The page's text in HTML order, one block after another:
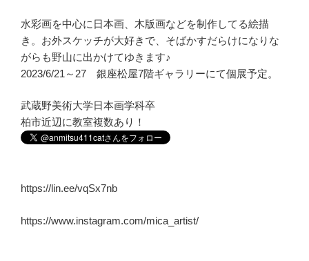
水彩画を中心に日本画、木版画などを制作してる絵描
き。お外スケッチが大好きで、そばかすだらけになりな
がらも野山に出かけてゆきます♪
2023/6/21～27 銀座松屋7階ギャラリーにて個展予定。
武蔵野美術大学日本画学科卒
柏市近辺に教室複数あり！
https://lin.ee/vqSx7nb
https://www.instagram.com/mica_artist/